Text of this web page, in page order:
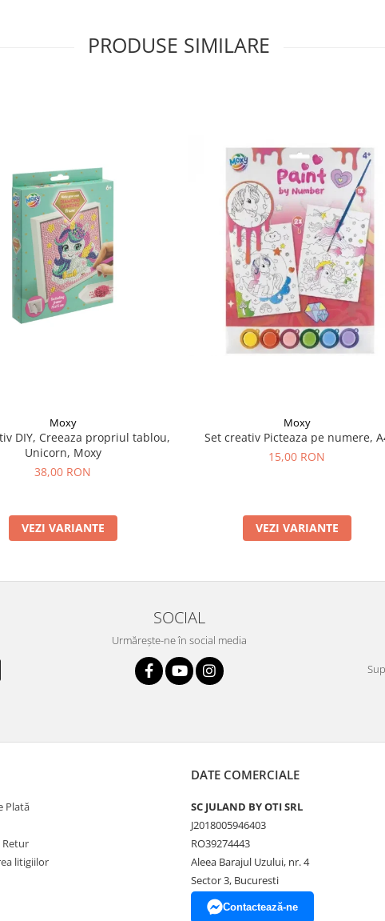
PRODUSE SIMILARE
Moxy
DIY, Creeaza propriul tablou,
Unicorn, Moxy
38,00 RON
VEZI VARIANTE
Moxy
Set creativ Picteaza pe numere,
15,00 RON
VEZI VARIANTE
SOCIAL
Urmărește-ne în social media
Plată
Retur
litigiilor
DATE COMERCIALE
SC JULAND BY OTI SRL
J2018005946403
RO39274443
Aleea Barajul Uzului, nr. 4
Sector 3, Bucuresti
Contactează-ne